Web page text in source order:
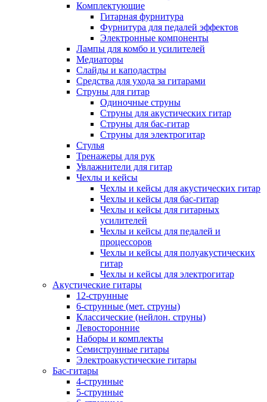
Комплектующие
Гитарная фурнитура
Фурнитура для педалей эффектов
Электронные компоненты
Лампы для комбо и усилителей
Медиаторы
Слайды и каподастры
Средства для ухода за гитарами
Струны для гитар
Одиночные струны
Струны для акустических гитар
Струны для бас-гитар
Струны для электрогитар
Стулья
Тренажеры для рук
Увлажнители для гитар
Чехлы и кейсы
Чехлы и кейсы для акустических гитар
Чехлы и кейсы для бас-гитар
Чехлы и кейсы для гитарных
усилителей
Чехлы и кейсы для педалей и
процессоров
Чехлы и кейсы для полуакустических
гитар
Чехлы и кейсы для электрогитар
Акустические гитары
12-струнные
6-струнные (мет. струны)
Классические (нейлон. струны)
Левосторонние
Наборы и комплекты
Семиструнные гитары
Электроакустические гитары
Бас-гитары
4-струнные
5-струнные